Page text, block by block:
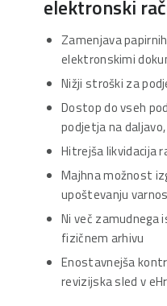
elektronski
Zamenjava
elektronskimi
Nižji stroški za
Dostop do vseh
podjetja na
Hitrejša likvidacija
Majhna možnost
upoštevanju
Ni več zamudnega
fizičnem arhivu
Enostavnejša
revizijska sled v